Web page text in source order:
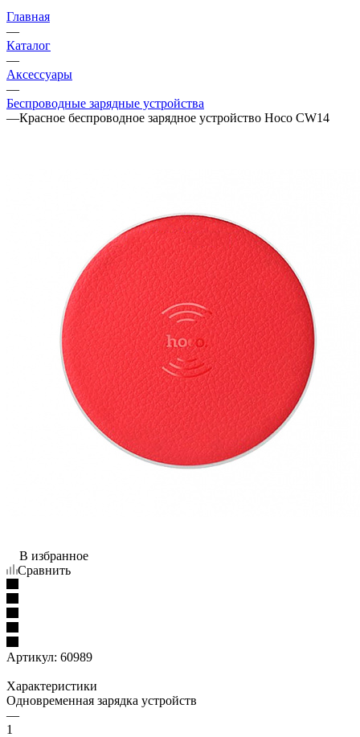
Главная
—
Каталог
—
Аксессуары
—
Беспроводные зарядные устройства
—Красное беспроводное зарядное устройство Hoco CW14
В избранное
Сравнить
Артикул: 60989
Характеристики
Одновременная зарядка устройств
—
1